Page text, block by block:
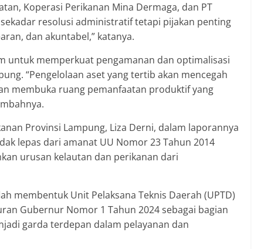
Koperasi Perikanan Mina Dermaga, dan PT
resolusi administratif tetapi pijakan penting
dan akuntabel,” katanya.
untuk memperkuat pengamanan dan optimalisasi
“Pengelolaan aset yang tertib akan mencegah
membuka ruang pemanfaatan produktif yang
Provinsi Lampung, Liza Derni, dalam laporannya
lepas dari amanat UU Nomor 23 Tahun 2014
urusan kelautan dan perikanan dari
membentuk Unit Pelaksana Teknis Daerah (UPTD)
Gubernur Nomor 1 Tahun 2024 sebagai bagian
garda terdepan dalam pelayanan dan